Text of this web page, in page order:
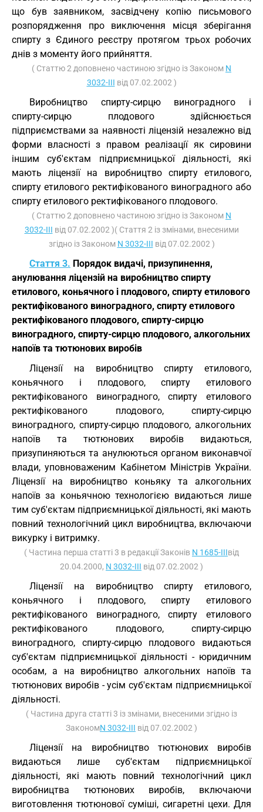
що був заявником, засвідчену копію письмового
розпорядження про виключення місця зберігання
спирту з Єдиного реєстру протягом трьох робочих
днів з моменту його прийняття.
( Статтю 2 доповнено частиною згідно із Законом N
3032-III від 07.02.2002 )
Виробництво спирту-сирцю виноградного і
спирту-сирцю плодового здійснюється
підприємствами за наявності ліцензій незалежно від
форми власності з правом реалізації як сировини
іншим суб'єктам підприємницької діяльності, які
мають ліцензії на виробництво спирту етилового,
спирту етилового ректифікованого виноградного або
спирту етилового ректифікованого плодового.
( Статтю 2 доповнено частиною згідно із Законом N
3032-III від 07.02.2002 )( Стаття 2 із змінами, внесеними
згідно із Законом N 3032-III від 07.02.2002 )
Стаття 3. Порядок видачі, призупинення,
анулювання ліцензій на виробництво спирту
етилового, коньячного і плодового, спирту етилового
ректифікованого виноградного, спирту етилового
ректифікованого плодового, спирту-сирцю
виноградного, спирту-сирцю плодового, алкогольних
напоїв та тютюнових виробів
Ліцензії на виробництво спирту етилового,
коньячного і плодового, спирту етилового
ректифікованого виноградного, спирту етилового
ректифікованого плодового, спирту-сирцю
виноградного, спирту-сирцю плодового, алкогольних
напоїв та тютюнових виробів видаються,
призупиняються та анулюються органом виконавчої
влади, уповноваженим Кабінетом Міністрів України.
Ліцензії на виробництво коньяку та алкогольних
напоїв за коньячною технологією видаються лише
тим суб'єктам підприємницької діяльності, які мають
повний технологічний цикл виробництва, включаючи
викурку і витримку.
( Частина перша статті 3 в редакції Законів N 1685-IIIвід
20.04.2000, N 3032-III від 07.02.2002 )
Ліцензії на виробництво спирту етилового,
коньячного і плодового, спирту етилового
ректифікованого виноградного, спирту етилового
ректифікованого плодового, спирту-сирцю
виноградного, спирту-сирцю плодового видаються
суб'єктам підприємницької діяльності - юридичним
особам, а на виробництво алкогольних напоїв та
тютюнових виробів - усім суб'єктам підприємницької
діяльності.
( Частина друга статті 3 із змінами, внесеними згідно із
ЗакономN 3032-III від 07.02.2002 )
Ліцензії на виробництво тютюнових виробів
видаються лише суб'єктам підприємницької
діяльності, які мають повний технологічний цикл
виробництва тютюнових виробів, включаючи
виготовлення тютюнової суміші, сигаретні цехи. Для